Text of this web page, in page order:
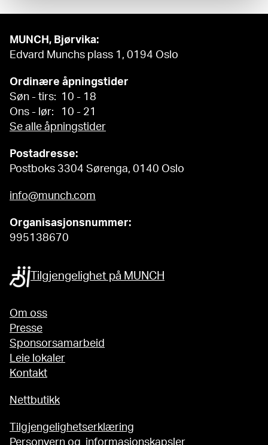
MUNCH, Bjørvika:
Edvard Munchs plass 1, 0194 Oslo
Ordinære åpningstider
Søn - tirs: 10 - 18
Ons - lør: 10 - 21
Se alle åpningstider
Postadresse:
Postboks 3304 Sørenga, 0140 Oslo
info@munch.com
Organisasjonsnummer:
995138670
Tilgjengelighet på MUNCH
Om oss
Presse
Sponsorsamarbeid
Leie lokaler
Kontakt
Nettbutikk
Tilgjengelighetserklæring
Personvern og informasjonskapsler